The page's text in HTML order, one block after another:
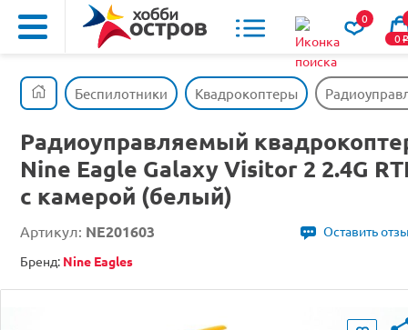
0
0o
Беспилотники Квадрокоптеры
Радиоуправляемый
Nine Eagle Galaxy Visitor 2 2.4G
с камерой (белый)
Артикул: NE201603
Оставить
Бренд: Nine Eagles